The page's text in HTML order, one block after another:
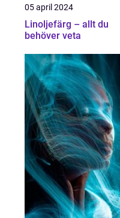
05 april 2024
Linoljefärg – allt du
behöver veta